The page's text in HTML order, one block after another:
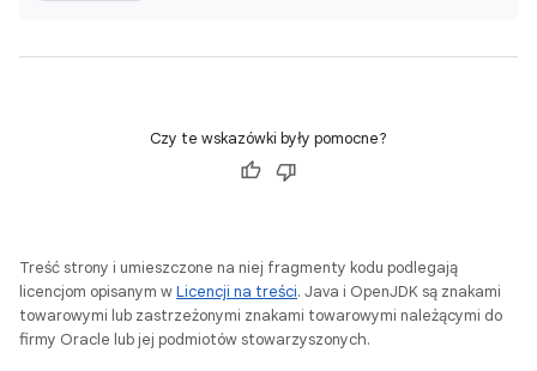
Czy te wskazówki były pomocne?
Treść strony i umieszczone na niej fragmenty kodu podlegają
licencjom opisanym wLicencji na treści. Java i OpenJDK są znakami
towarowymi lub zastrzeżonymi znakami towarowymi należącymi do
firmy Oracle lub jej podmiotów stowarzyszonych.